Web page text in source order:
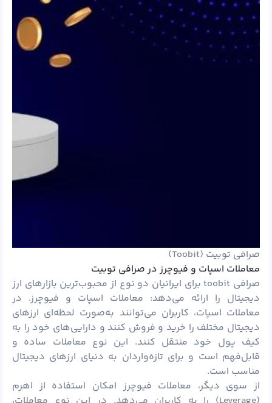
صرافی توبیت (Toobit)
معاملات اسپات و فیوچرز در صرافی توبیت
صرافی toobit برای ایرانیان دو نوع از محبوب‌ترین بازارهای ارز
دیجیتال را ارائه می‌دهد: معاملات اسپات و فیوچرز. در
معاملات اسپات، کاربران می‌توانند به‌صورت لحظه‌ای ارزهای
دیجیتال مختلف را خرید و فروش کنند و دارایی‌های خود را به
کیف پول خود منتقل کنند. این نوع معاملات ساده و
قابل‌فهم است و برای تازه‌واردان به دنیای ارزهای دیجیتال
مناسب است.
از سوی دیگر، معاملات فیوچرز امکان استفاده از اهرم